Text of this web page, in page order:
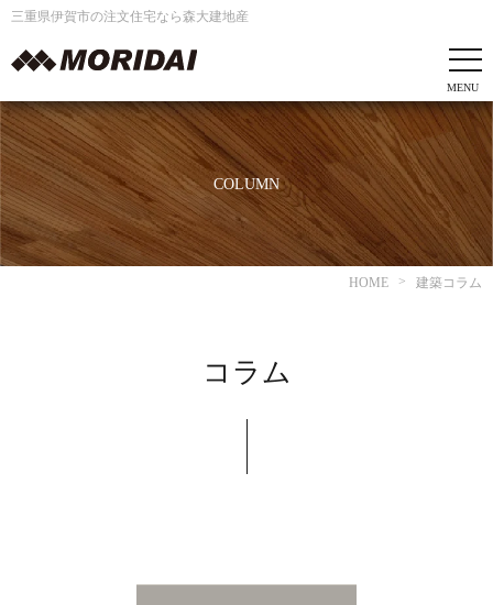
三重県伊賀市の注文住宅なら森大建地産
COLUMN
HOME 建築コラム
コラム